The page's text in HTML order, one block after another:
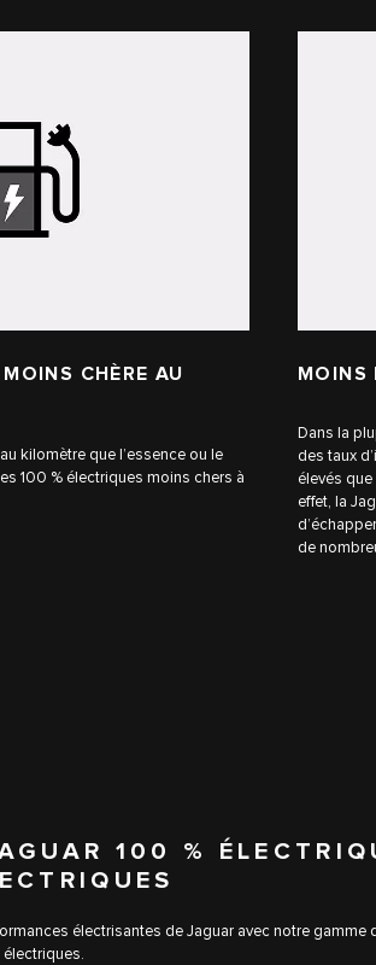
CHÈRE AU
kilomètre que l’essence ou le
100 % électriques moins chers à
MOINS
Dans la
des taux
élevés
effet, la
de
100 %
électrisantes de Jaguar avec notre gamme